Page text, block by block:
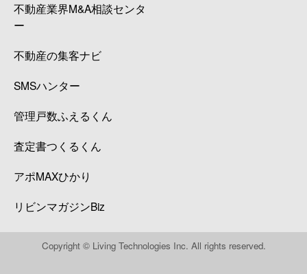
不動産業界M&A相談センタ
ー
不動産の集客ナビ
SMSハンター
管理戸数ふえるくん
査定書つくるくん
アポMAXひかり
リビンマガジンBiz
Copyright © Living Technologies Inc. All rights reserved.